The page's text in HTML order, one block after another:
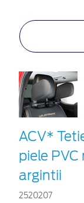
ACV*
piele
argintii
2520207